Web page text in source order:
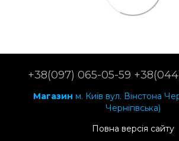
+38(097) 065-05-59
Магазин м. Київ вул. Вінстона
Чернігівська)
Повна версія сайту